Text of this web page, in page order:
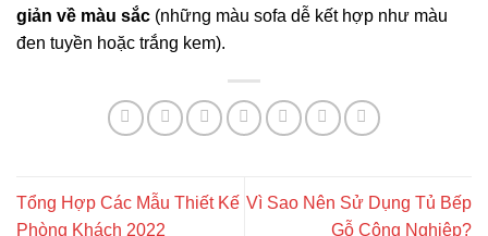
giản về màu sắc (những màu sofa dễ kết hợp như màu
đen tuyền hoặc trắng kem).
Tổng Hợp Các Mẫu Thiết Kế
Phòng Khách 2022
Vì Sao Nên Sử Dụng Tủ Bếp
Gỗ Công Nghiệp?